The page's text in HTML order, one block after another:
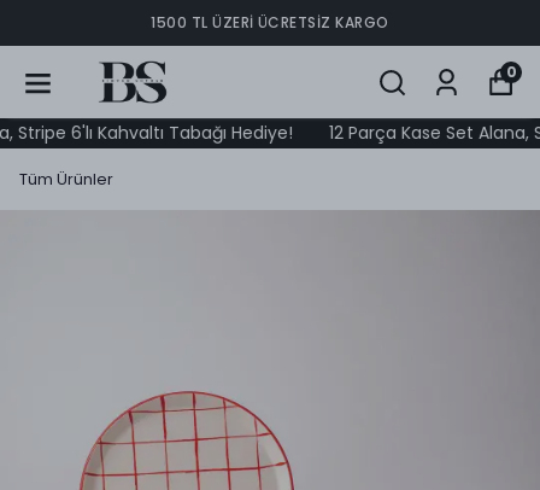
Ömür Boyu Garanti
0
6'lı Kahvaltı Tabağı Hediye! 12 Parça Kase Set Alana,
Tüm Ürünler